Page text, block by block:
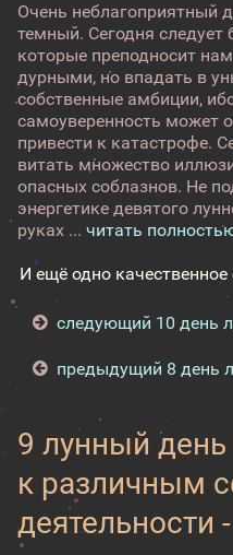
Очень неблагоприятный
темный. Сегодня следует
которые преподносит
дурными, но впадать в
собственные амбиции,
самоуверенность может
привести к катастрофе.
витать множество
опасных соблазнов. Не
энергетике девятого
руках ... читать
И ещё одно
следующий 10 день
предыдущий 8 день
9 лунный
к различным
деятельности